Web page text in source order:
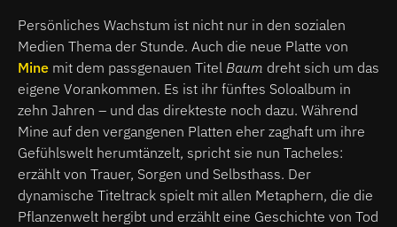
Persönliches Wachstum ist nicht nur in den sozialen
Medien Thema der Stunde. Auch die neue Platte von
Mine mit dem passgenauen Titel Baum dreht sich um das
eigene Vorankommen. Es ist ihr fünftes Soloalbum in
zehn Jahren – und das direkteste noch dazu. Während
Mine auf den vergangenen Platten eher zaghaft um ihre
Gefühlswelt herumtänzelt, spricht sie nun Tacheles:
erzählt von Trauer, Sorgen und Selbsthass. Der
dynamische Titeltrack spielt mit allen Metaphern, die die
Pflanzenwelt hergibt und erzählt eine Geschichte von Tod